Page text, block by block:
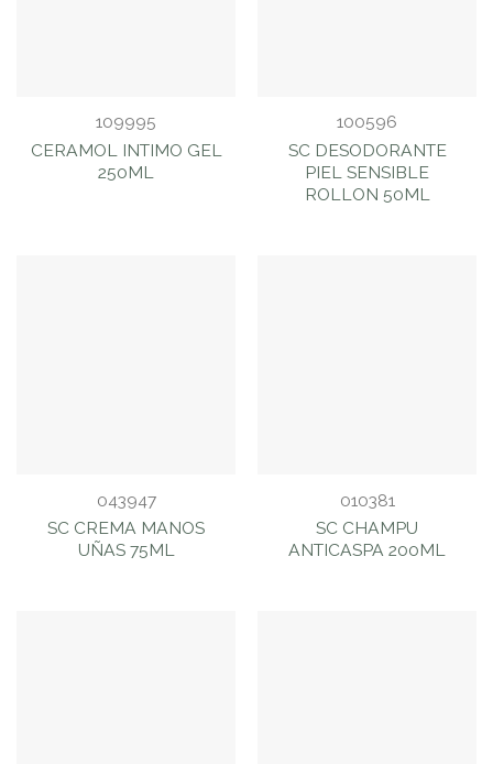
109995
CERAMOL INTIMO GEL
250ML
100596
SC DESODORANTE
PIEL SENSIBLE
ROLLON 50ML
043947
SC CREMA MANOS
UÑAS 75ML
010381
SC CHAMPU
ANTICASPA 200ML